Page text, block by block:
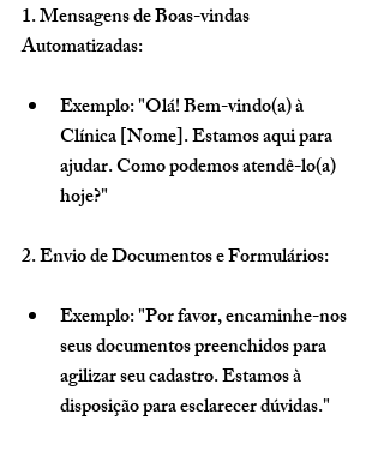
1. Mensagens de Boas-vindas
Automatizadas:
Exemplo: "Olá! Bem-vindo(a) à
Clínica [Nome]. Estamos aqui para
ajudar. Como podemos atendê-lo(a)
hoje?"
2. Envio de Documentos e Formulários:
Exemplo: "Por favor, encaminhe-nos
seus documentos preenchidos para
agilizar seu cadastro. Estamos à
disposição para esclarecer dúvidas."